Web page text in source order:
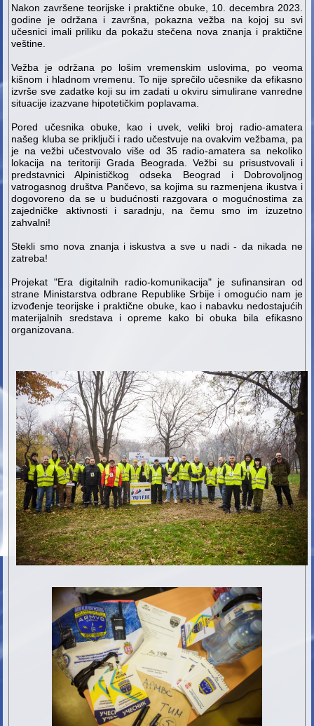
Nakon završene teorijske i praktične obuke, 10. decembra 2023.
godine je održana i završna, pokazna vežba na kojoj su svi
učesnici imali priliku da pokažu stečena nova znanja i praktične
veštine.
Vežba je održana po lošim vremenskim uslovima, po veoma
kišnom i hladnom vremenu. To nije sprečilo učesnike da efikasno
izvrše sve zadatke koji su im zadati u okviru simulirane vanredne
situacije izazvane hipotetičkim poplavama.
Pored učesnika obuke, kao i uvek, veliki broj radio-amatera
našeg kluba se priključi i rado učestvuje na ovakvim vežbama, pa
je na vežbi učestvovalo više od 35 radio-amatera sa nekoliko
lokacija na teritoriji Grada Beograda. Vežbi su prisustvovali i
predstavnici Alpinističkog odseka Beograd i Dobrovoljnog
vatrogasnog društva Pančevo, sa kojima su razmenjena ikustva i
dogovoreno da se u budućnosti razgovara o mogućnostima za
zajedničke aktivnosti i saradnju, na čemu smo im izuzetno
zahvalni!
Stekli smo nova znanja i iskustva a sve u nadi - da nikada ne
zatreba!
Projekat "Era digitalnih radio-komunikacija" je sufinansiran od
strane Ministarstva odbrane Republike Srbije i omogućio nam je
izvođenje teorijske i praktične obuke, kao i nabavku nedostajućih
materijalnih sredstava i opreme kako bi obuka bila efikasno
organizovana.